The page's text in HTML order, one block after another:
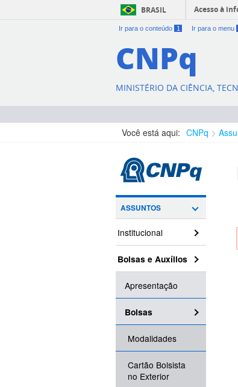
BRASIL Acesso à
Ir para o conteúdo 1 Ir para o menu
CNPq
MINISTÉRIO DA CIÊNCIA,
Você está aqui: CNPq
ASSUNTOS
Institucional
Bolsas e Auxílios
Apresentação
Bolsas
Modalidades
Cartão Bolsista
no Exterior